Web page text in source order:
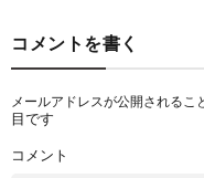
コメントを書く
メールアドレスが公開されるこ
目です
コメント